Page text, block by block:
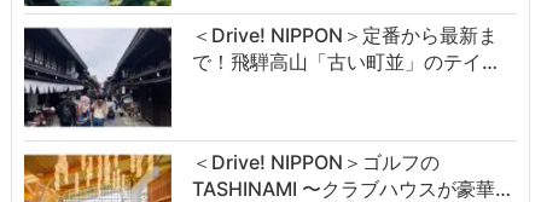
＜Drive! NIPPON＞定番から最新ま
で！飛騨高山「古い町並」のテイ…
＜Drive! NIPPON＞ゴルフの
TASHINAMI 〜クラブハウスが豪華…